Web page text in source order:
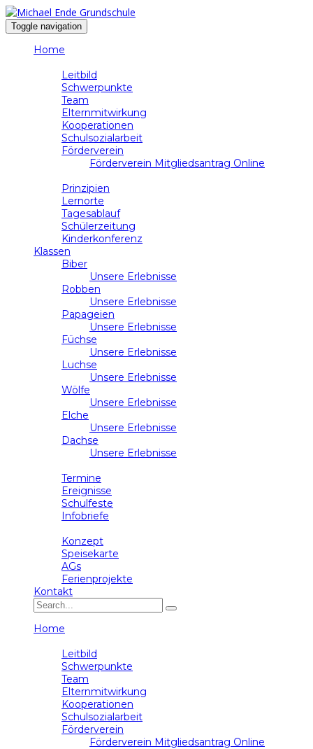
Toggle navigation
Home
Leitbild
Schwerpunkte
Team
Elternmitwirkung
Kooperationen
Schulsozialarbeit
Förderverein
Förderverein Mitgliedsantrag Online
Prinzipien
Lernorte
Tagesablauf
Schülerzeitung
Kinderkonferenz
Klassen
Biber
Unsere Erlebnisse
Robben
Unsere Erlebnisse
Papageien
Unsere Erlebnisse
Füchse
Unsere Erlebnisse
Luchse
Unsere Erlebnisse
Wölfe
Unsere Erlebnisse
Elche
Unsere Erlebnisse
Dachse
Unsere Erlebnisse
Termine
Ereignisse
Schulfeste
Infobriefe
Konzept
Speisekarte
AGs
Ferienprojekte
Kontakt
Home
Leitbild
Schwerpunkte
Team
Elternmitwirkung
Kooperationen
Schulsozialarbeit
Förderverein
Förderverein Mitgliedsantrag Online